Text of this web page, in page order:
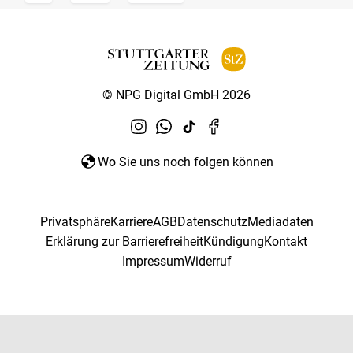
© NPG Digital GmbH 2026
Wo Sie uns noch folgen können
PrivatsphäreKarriereAGBDatenschutzMediadaten
Erklärung zur BarrierefreiheitKündigungKontakt
ImpressumWiderruf